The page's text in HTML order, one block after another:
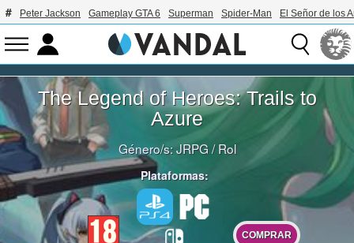
Peter Jackson Gameplay GTA 6 Superman Spider-Man El Señor de los
The Legend of Heroes: Trails to
Azure
Género/s:JRPG/Rol
Plataformas:
COMPRAR